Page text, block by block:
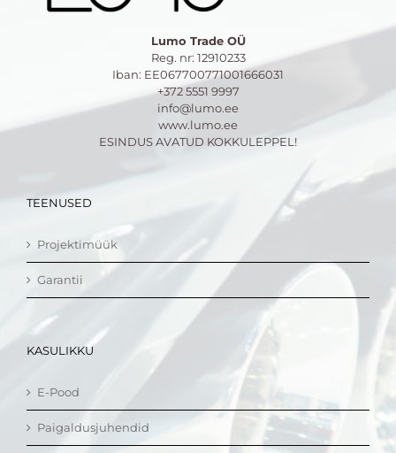
Lumo Trade OÜ
Reg. nr: 12910233
Iban: EE067700771001666031
+372 5551 9997
info@lumo.ee
www.lumo.ee
ESINDUS AVATUD KOKKULEPPEL!
TEENUSED
Projektimüük
Garantii
KASULIKKU
E-Pood
Paigaldusjuhendid